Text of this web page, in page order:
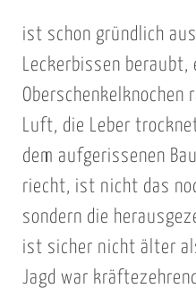
ist schon gründlich
Leckerbissen beraubt,
Oberschenkelknochen
Luft, die Leber
dem aufgerissenen
riecht, ist nicht das
sondern die
ist sicher nicht älter
Jagd war